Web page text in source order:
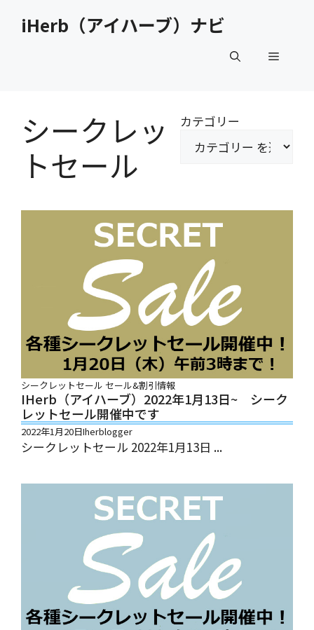
iHerb（アイハーブ）ナビ
メ
シークレッ
トセール
カテゴリー
シークレットセール セール&割引情報
IHerb（アイハーブ）2022年1月13日~ シーク
レットセール開催中です
2022年1月20日Iherblogger
シークレットセール 2022年1月13日 ...